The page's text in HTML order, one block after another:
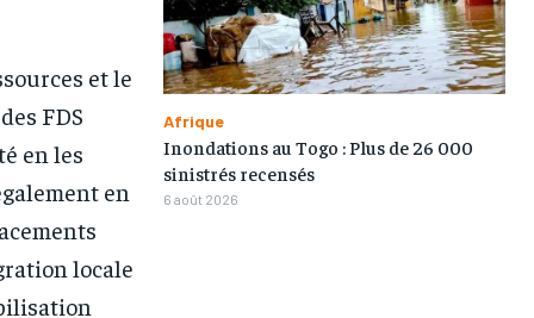
ACTU LOMÉ
1-MONTH
/ month
1-MONTH
/ month
ACTU LOMÉ
ACTU LOMÉ
ACTU LOMÉ
et le
FDS
en les
en
locale
Afrique
Inondations au Togo : Plus de 26 000
sinistrés recensés
6 août 2026